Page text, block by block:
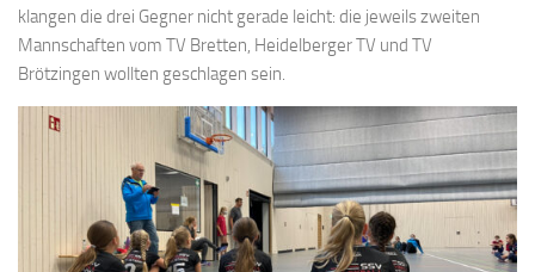
klangen die drei Gegner nicht gerade leicht: die jeweils zweiten
Mannschaften vom TV Bretten, Heidelberger TV und TV
Brötzingen wollten geschlagen sein.